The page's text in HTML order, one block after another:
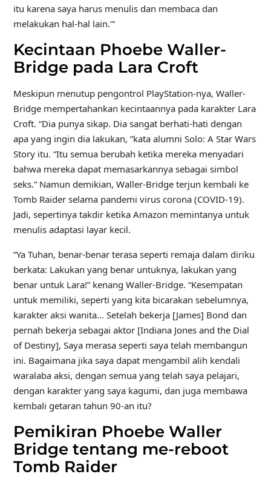
itu karena saya harus menulis dan membaca dan
melakukan hal-hal lain.’”
Kecintaan Phoebe Waller-
Bridge pada Lara Croft
Meskipun menutup pengontrol PlayStation-nya, Waller-
Bridge mempertahankan kecintaannya pada karakter Lara
Croft. “Dia punya sikap. Dia sangat berhati-hati dengan
apa yang ingin dia lakukan, ”kata alumni Solo: A Star Wars
Story itu. “Itu semua berubah ketika mereka menyadari
bahwa mereka dapat memasarkannya sebagai simbol
seks.” Namun demikian, Waller-Bridge terjun kembali ke
Tomb Raider selama pandemi virus corona (COVID-19).
Jadi, sepertinya takdir ketika Amazon memintanya untuk
menulis adaptasi layar kecil.
“Ya Tuhan, benar-benar terasa seperti remaja dalam diriku
berkata: Lakukan yang benar untuknya, lakukan yang
benar untuk Lara!” kenang Waller-Bridge. “Kesempatan
untuk memiliki, seperti yang kita bicarakan sebelumnya,
karakter aksi wanita… Setelah bekerja [James] Bond dan
pernah bekerja sebagai aktor [Indiana Jones and the Dial
of Destiny], Saya merasa seperti saya telah membangun
ini. Bagaimana jika saya dapat mengambil alih kendali
waralaba aksi, dengan semua yang telah saya pelajari,
dengan karakter yang saya kagumi, dan juga membawa
kembali getaran tahun 90-an itu?
Pemikiran Phoebe Waller
Bridge tentang me-reboot
Tomb Raider